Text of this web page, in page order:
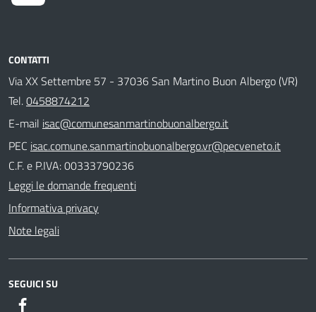
CONTATTI
Via XX Settembre 57 - 37036 San Martino Buon Albergo (VR)
Tel.0458874212
E-mail isac@comunesanmartinobuonalbergo.it
PEC isac.comune.sanmartinobuonalbergo.vr@pecveneto.it
C.F. e P.IVA: 00333790236
Leggi le domande frequenti
Informativa privacy
Note legali
SEGUICI SU